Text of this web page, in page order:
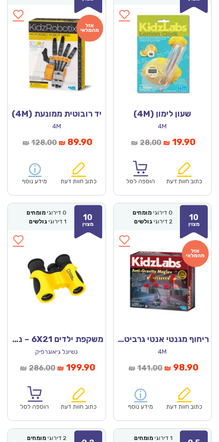
שעון לימון (4M)
4M
₪ 28.00המחיר
₪28.00.
₪ 19.90
כתוב חוות דעת הוספה לסל
יד רובוטית ממונעת (4M)
4M
₪ 128.00המחיר
היה:
₪128.00.
₪ 89.90המחיר
₪89.90.
כתוב חוות דעת מידע נוסף
10
מצוין
0 דירוגי מומחים
2 דירוגי גולשים
ריחוף מגנטי אנטי גרביטציוני (4M)
4M
₪ 141.00המחיר
היה:
₪141.00.
₪ 98.90
כתוב חוות דעת מידע נוסף
10
מצוין
0 דירוגי מומחים
1 דירוגי גולשים
משקפת ילדים 6X21 – נשיונל ג’יאוגרפיק
נשיונל גיאוגרפיק
₪ 286.00המחיר
₪286.00.
₪ 199.90המחיר
₪199.90.
כתוב חוות דעת הוספה לסל
1 דירוגי מומחים 2 דירוגי מומחים